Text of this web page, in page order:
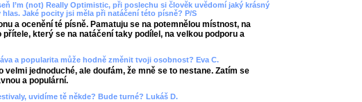
I’m (not) Really Optimistic, při poslechu si člověk uvědomí jaký krásný
Jaké pocity jsi měla při natáčení této písně? P/S
a ocenění té písně. Pamatuju se na potemnělou místnost, na
přítele, který se na natáčení taky podílel, na velkou podporu a
a popularita může hodně změnit tvoji osobnost? Eva C.
velmi jednoduché, ale doufám, že mně se to nestane. Zatím se
a populární.
uvidíme tě někde? Bude turné? Lukáš D.